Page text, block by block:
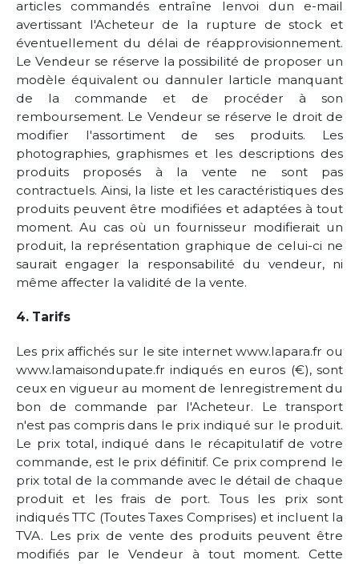
articles commandés entraîne lenvoi dun e-mail
avertissant l'Acheteur de la rupture de stock et
éventuellement du délai de réapprovisionnement.
Le Vendeur se réserve la possibilité de proposer un
modèle équivalent ou dannuler larticle manquant
de la commande et de procéder à son
remboursement. Le Vendeur se réserve le droit de
modifier l'assortiment de ses produits. Les
photographies, graphismes et les descriptions des
produits proposés à la vente ne sont pas
contractuels. Ainsi, la liste et les caractéristiques des
produits peuvent être modifiées et adaptées à tout
moment. Au cas où un fournisseur modifierait un
produit, la représentation graphique de celui-ci ne
saurait engager la responsabilité du vendeur, ni
même affecter la validité de la vente.
4. Tarifs
Les prix affichés sur le site internet www.lapara.fr ou
www.lamaisondupate.fr indiqués en euros (€), sont
ceux en vigueur au moment de lenregistrement du
bon de commande par l'Acheteur. Le transport
n'est pas compris dans le prix indiqué sur le produit.
Le prix total, indiqué dans le récapitulatif de votre
commande, est le prix définitif. Ce prix comprend le
prix total de la commande avec le détail de chaque
produit et les frais de port. Tous les prix sont
indiqués TTC (Toutes Taxes Comprises) et incluent la
TVA. Les prix de vente des produits peuvent être
modifiés par le Vendeur à tout moment. Cette